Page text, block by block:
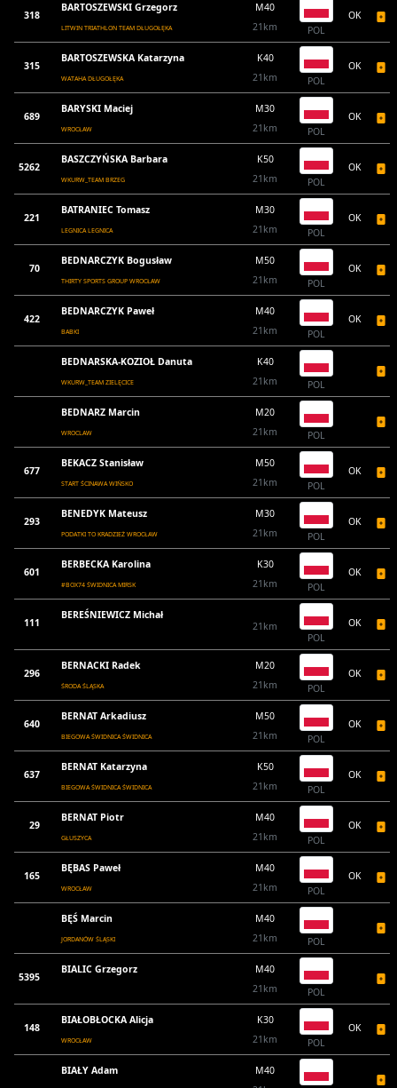
318
BARTOSZEWSKI Grzegorz
LITWIN TRIATHLON TEAM DŁUGOŁĘKA
M40
21km
POL
OK
315
BARTOSZEWSKA Katarzyna
WATAHA DŁUGOŁĘKA
K40
21km
POL
OK
689
BARYSKI Maciej
WROCŁAW
M30
21km
POL
OK
5262
BASZCZYŃSKA Barbara
WKURW_TEAM BRZEG
K50
21km
POL
OK
221
BATRANIEC Tomasz
LEGNICA LEGNICA
M30
21km
POL
OK
70
BEDNARCZYK Bogusław
THIRTY SPORTS GROUP WROCŁAW
M50
21km
POL
OK
422
BEDNARCZYK Paweł
BABKI
M40
21km
POL
OK
BEDNARSKA-KOZIOŁ Danuta
WKURW_TEAM ZIELĘCICE
K40
21km
POL
BEDNARZ Marcin
WROCLAW
M20
21km
POL
677
BEKACZ Stanisław
START ŚCINAWA WIŃSKO
M50
21km
POL
OK
293
BENEDYK Mateusz
PODATKI TO KRADZIEŻ WROCŁAW
M30
21km
POL
OK
601
BERBECKA Karolina
#BOX74 ŚWIDNICA MIRSK
K30
21km
POL
OK
111
BEREŚNIEWICZ Michał
21km
POL
OK
296
BERNACKI Radek
ŚRODA ŚLĄSKA
M20
21km
POL
OK
640
BERNAT Arkadiusz
BIEGOWA ŚWIDNICA ŚWIDNICA
M50
21km
POL
OK
637
BERNAT Katarzyna
BIEGOWA ŚWIDNICA ŚWIDNICA
K50
21km
POL
OK
29
BERNAT Piotr
GŁUSZYCA
M40
21km
POL
OK
165
BĘBAS Paweł
WROCŁAW
M40
21km
POL
OK
BĘŚ Marcin
JORDANÓW ŚLĄSKI
M40
21km
POL
5395
BIALIC Grzegorz
M40
21km
POL
148
BIAŁOBŁOCKA Alicja
WROCŁAW
K30
21km
POL
OK
BIAŁY Adam
M40